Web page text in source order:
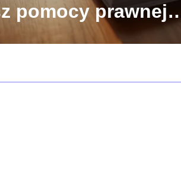
pomocy prawnej